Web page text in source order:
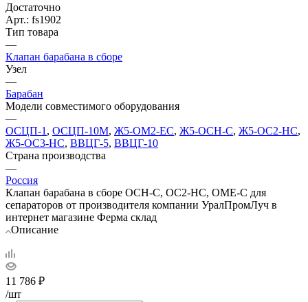
Достаточно
Арт.: fs1902
Тип товара
—
Клапан барабана в сборе
Узел
—
Барабан
Модели совместимого оборудования
—
ОСЦП-1 , ОСЦП-10М, Ж5-ОМ2-ЕС, Ж5-ОСН-С, Ж5-ОС2-НС,
Ж5-ОС3-НС, ВВЦГ-5, ВВЦГ-10
Страна производства
—
Россия
Клапан барабана в сборе ОСН-С, ОС2-НС, ОМЕ-С для
сепараторов от производителя компании УралПромЛуч в
интернет магазине Ферма склад
Описание
11 786 ₽
/шт